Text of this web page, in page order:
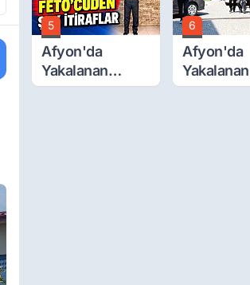
5
Afyon'da
Yakalanan
FETÖ'Cüden
6
Afyon'da
Yakalanan
FETÖ'cü